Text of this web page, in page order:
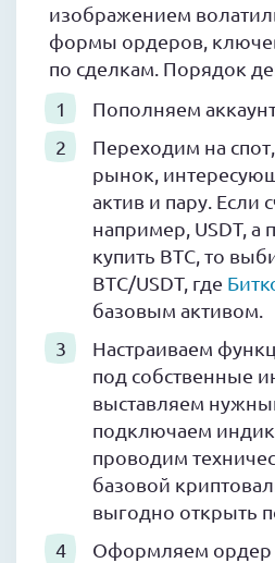
изображением
формы ордеров,
по сделкам. Порядок
Пополняем
Переходим на
рынок,
актив и пару. Если
например, USDT, а
купить BTC, то
BTC/USDT, где
базовым активом.
Настраиваем
под собственные
выставляем
подключаем
проводим
базовой
выгодно открыть
Оформляем ордер